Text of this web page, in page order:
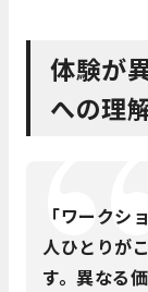
体験が
への理
「ワークシ
人ひとりが
す。異なる